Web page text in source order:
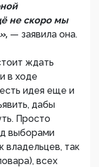
не скоро мы
— заявила она.
ждать
в ходе
идея еще и
дабы
Просто
выборами
так
всех